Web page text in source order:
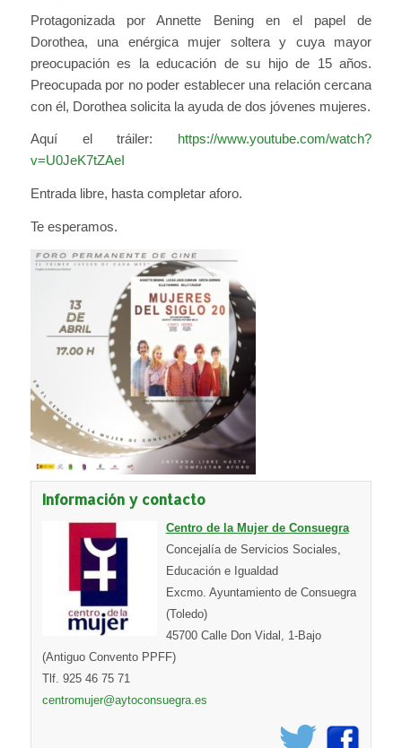
Protagonizada por Annette Bening en el papel de
Dorothea, una enérgica mujer soltera y cuya mayor
preocupación es la educación de su hijo de 15 años.
Preocupada por no poder establecer una relación cercana
con él, Dorothea solicita la ayuda de dos jóvenes mujeres.
Aquí el tráiler: https://www.youtube.com/watch?
v=U0JeK7tZAeI
Entrada libre, hasta completar aforo.
Te esperamos.
Información y contacto
Centro de la Mujer de Consuegra
Concejalía de Servicios Sociales,
Educación e Igualdad
Excmo. Ayuntamiento de Consuegra
(Toledo)
45700 Calle Don Vidal, 1-Bajo
(Antiguo Convento PPFF)
Tlf. 925 46 75 71
centromujer@aytoconsuegra.es